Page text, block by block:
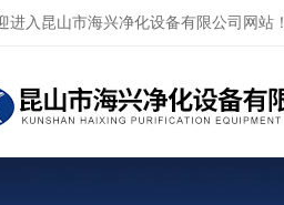
进入昆山市海兴净化设备有限公司网站！